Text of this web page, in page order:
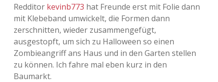
Redditor kevinb773 hat Freunde erst mit Folie dann
mit Klebeband umwickelt, die Formen dann
zerschnitten, wieder zusammengefügt,
ausgestopft, um sich zu Halloween so einen
Zombieangriff ans Haus und in den Garten stellen
zu können. Ich fahre mal eben kurz in den
Baumarkt.